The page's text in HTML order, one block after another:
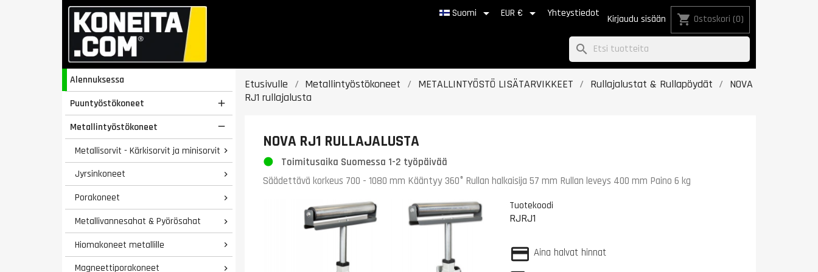
Suomi  EUR €  Yhteystiedot Kirjaudu sisään shopping_cart Ostoskori (0)
search
Alennuksessa
Puuntyöstökoneet

Metallintyöstökoneet 
Metallisorvit - Kärkisorvit ja minisorvit 
Jyrsinkoneet 
Porakoneet 
Metallivannesahat & Pyörösahat 
Hiomakoneet metallille 
Magneettiporakoneet 
Etusivulle Metallintyöstökoneet METALLINTYÖSTÖ LISÄTARVIKKEET Rullajalustat & Rullapöydät
NOVA
RJ1 rullajalusta
NOVA RJ1 RULLAJALUSTA
Toimitusaika Suomessa 1-2 työpäivää
Säädettävä korkeus 700 - 1080 mm Kääntyy 360° Rullan halkaisija 57 mm Rullan leveys 400 mm Paino 6 kg
Tuotekoodi
RJRJ1
Aina halvat hinnat